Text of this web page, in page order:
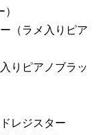
（ラメ入りピア
りピアノブラッ
レジスター